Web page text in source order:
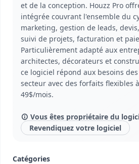
et de la conception. Houzz Pro
intégrée couvrant l'ensemble du
marketing, gestion de leads,
suivi de projets, facturation et
Particulièrement adapté aux
architectes, décorateurs et
ce logiciel répond aux besoins des
secteur avec des forfaits flexibles
49$/mois.
Vous êtes propriétaire du
Revendiquez votre logiciel
Catégories